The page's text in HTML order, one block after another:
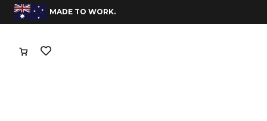
משלוחים חינם בהזמנות מעל 400 שח
.MADE TO WORK